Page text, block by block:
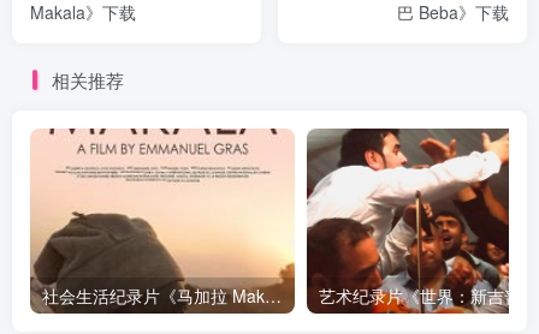
Makala》下载
巴 Beba》下载
相关推荐
社会生活纪录片《马加拉 Makala》下载